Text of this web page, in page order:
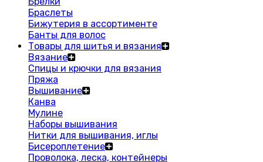
Браслеты
Бижутерия в ассортименте
Банты для волос
Товары для шитья и вязания
Вязание
Спицы и крючки для вязания
Пряжа
Вышивание
Канва
Мулине
Наборы вышивания
Нитки для вышивания, иглы
Бисероплетение
Проволока, леска, контейнеры